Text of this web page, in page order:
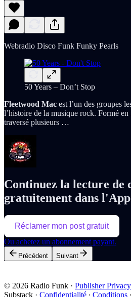
Webradio Disco Funk Funky Pearls
50 Years – Don’t Stop
Fleetwood Mac est l’un des groupes
l’histoire de la musique rock. Formé en
traversé plusieurs …
Continuez la lecture de
gratuitement dans
Réclamer mon post gratuit
Ou achetez un abonnement payant.
Précédent Suivant
© 2026 Radio Funk · Publisher Privacy
Substack · Confidentialité ∙ Conditions ∙